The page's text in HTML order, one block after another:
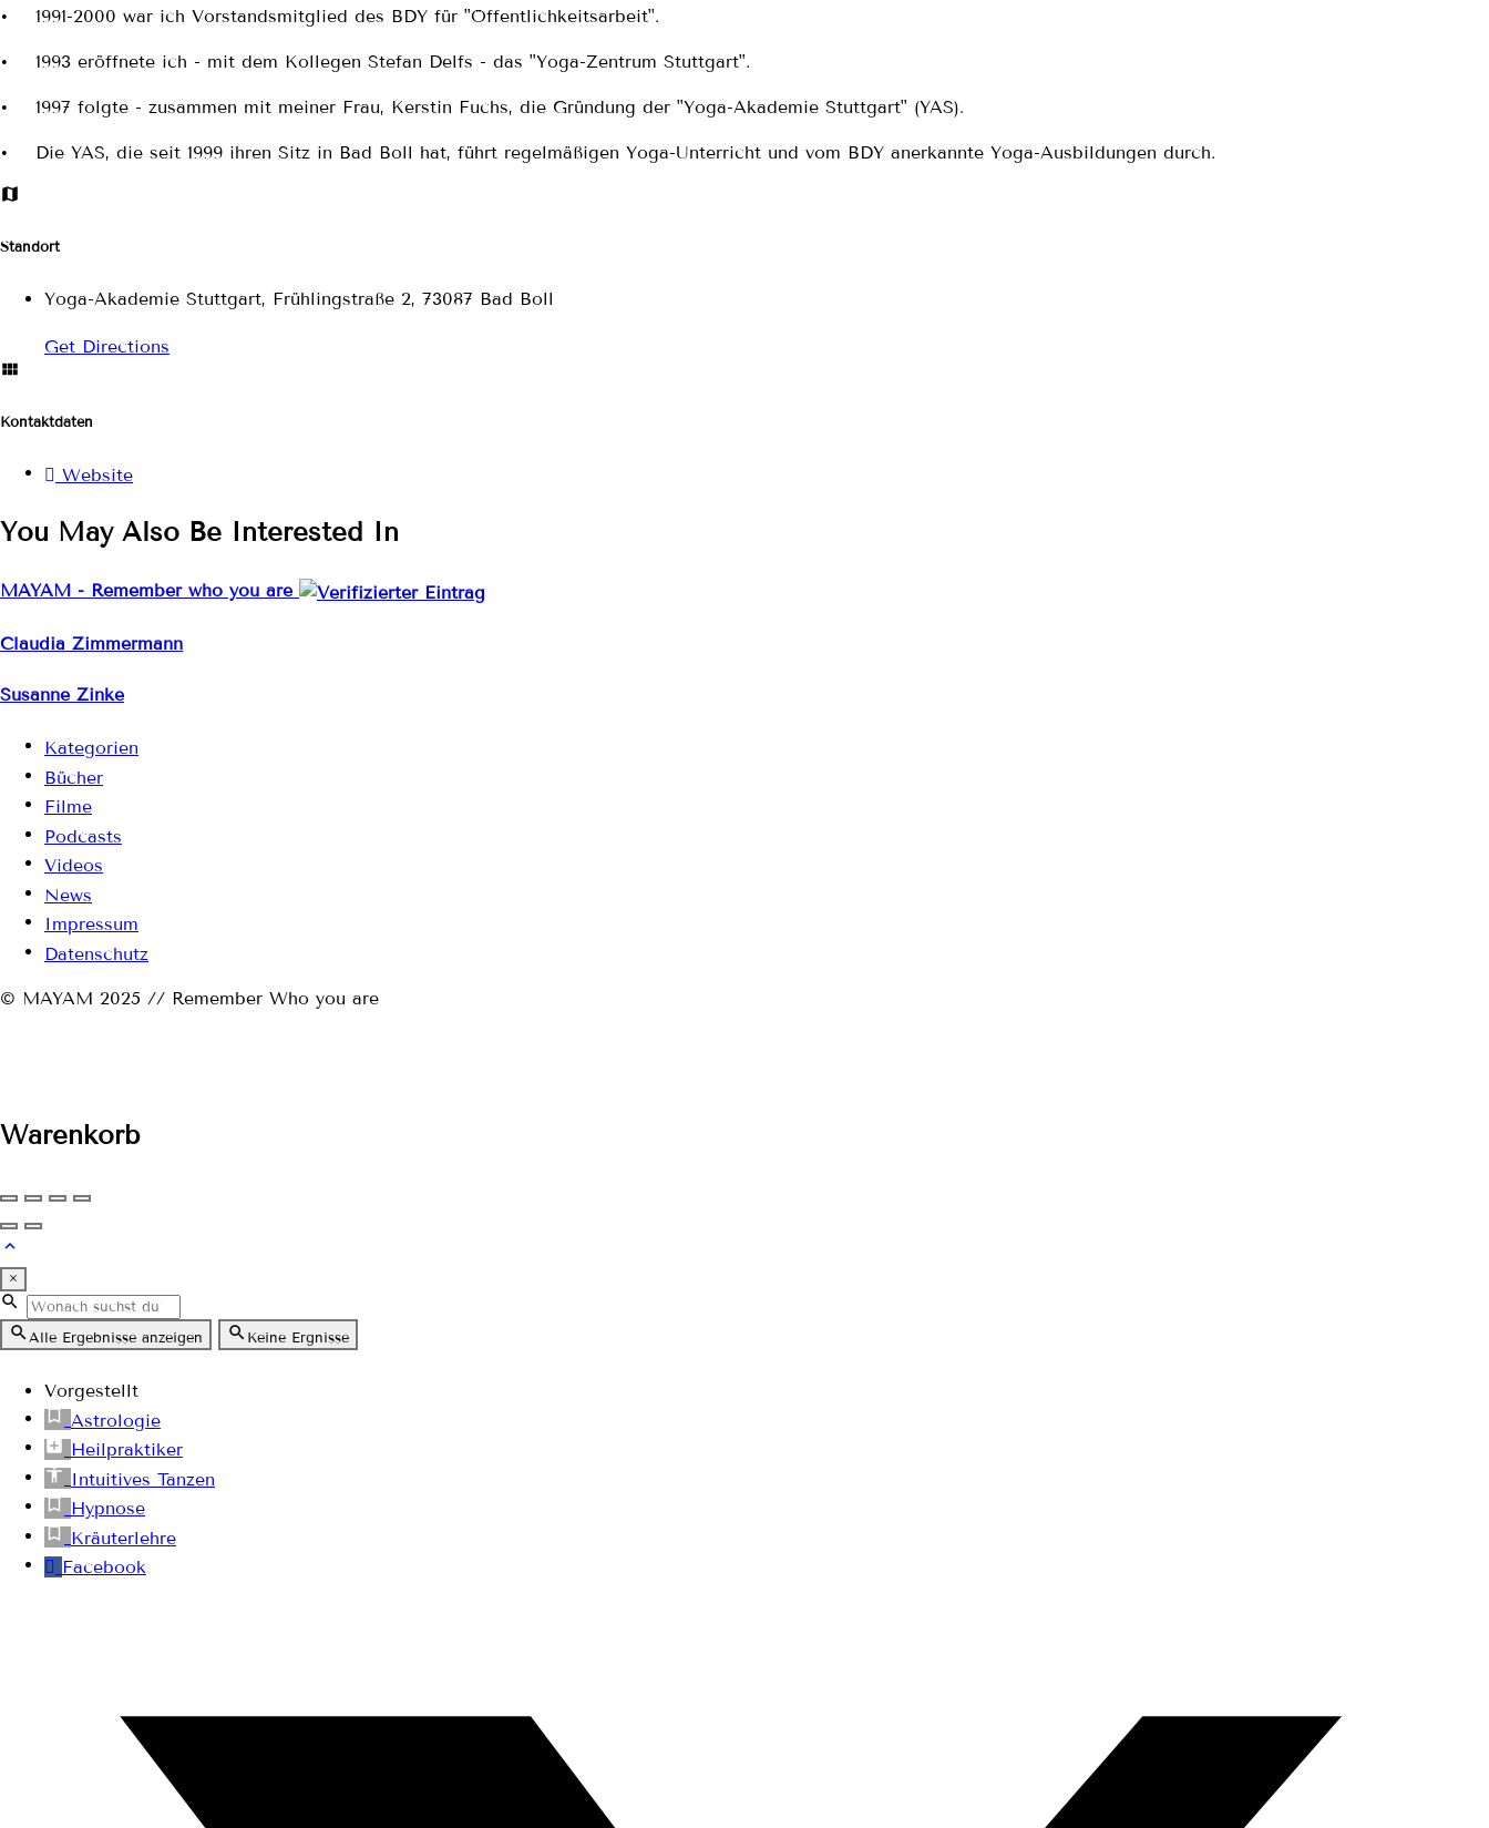
• 1991-2000 war ich Vorstandsmitglied des BDY für "Öffentlichkeitsarbeit".
• 1993 eröffnete ich - mit dem Kollegen Stefan Delfs - das "Yoga-Zentrum Stuttgart".
• 1997 folgte - zusammen mit meiner Frau, Kerstin Fuchs, die Gründung der "Yoga-Akademie Stuttgart" (YAS).
• Die YAS, die seit 1999 ihren Sitz in Bad Boll hat, führt regelmäßigen Yoga-Unterricht und vom BDY anerkannte Yoga-Ausbildungen durch.
Standort
Yoga-Akademie Stuttgart, Frühlingstraße 2, 73087 Bad Boll
Get Directions
Kontaktdaten
Website
You May Also Be Interested In
MAYAM - Remember who you are
Claudia Zimmermann
Susanne Zinke
Kategorien
Bücher
Filme
Podcasts
Videos
News
Impressum
Datenschutz
© MAYAM 2025 // Remember Who you are
Warenkorb
×
Alle Ergebnisse anzeigen Keine Ergnisse
Vorgestellt
Astrologie
Heilpraktiker
Intuitives Tanzen
Hypnose
Kräuterlehre
Facebook